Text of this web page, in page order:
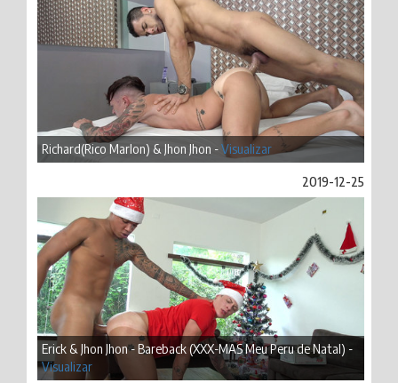
Richard(Rico Marlon) & Jhon Jhon -Visualizar
2019-12-25
Erick & Jhon Jhon - Bareback (XXX-MAS Meu Peru de Natal) -
Visualizar